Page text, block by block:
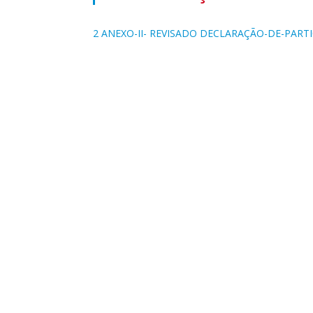
2 ANEXO-II- REVISADO DECLARAÇÃO-DE-